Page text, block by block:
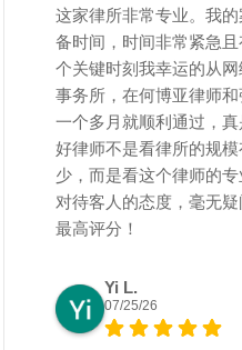
这家律所非常专业。我
备时间，时间非常紧急
个关键时刻我幸运的从
事务所，在何博亚律师
一个多月就顺利通过，
好律师不是看律所的规
少，而是看这个律师的专
对待客人的态度，毫无
最高评分！
Yi L.
07/25/26